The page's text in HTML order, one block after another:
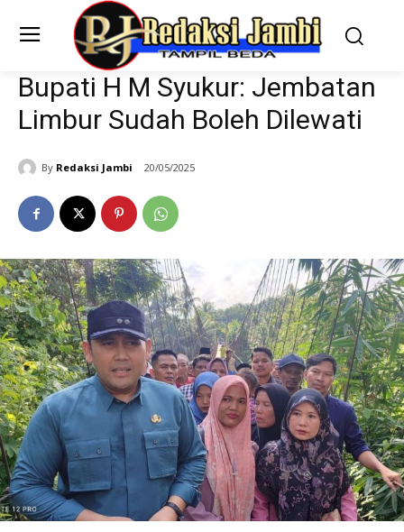
Bupati H M Syukur: Jembatan
Limbur Sudah Boleh Dilewati
By Redaksi Jambi 20/05/2025